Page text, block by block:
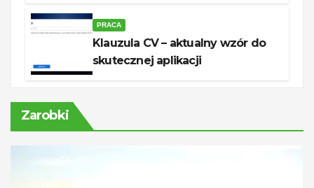
PRACA
Klauzula CV – aktualny wzór do
skutecznej aplikacji
Zarobki